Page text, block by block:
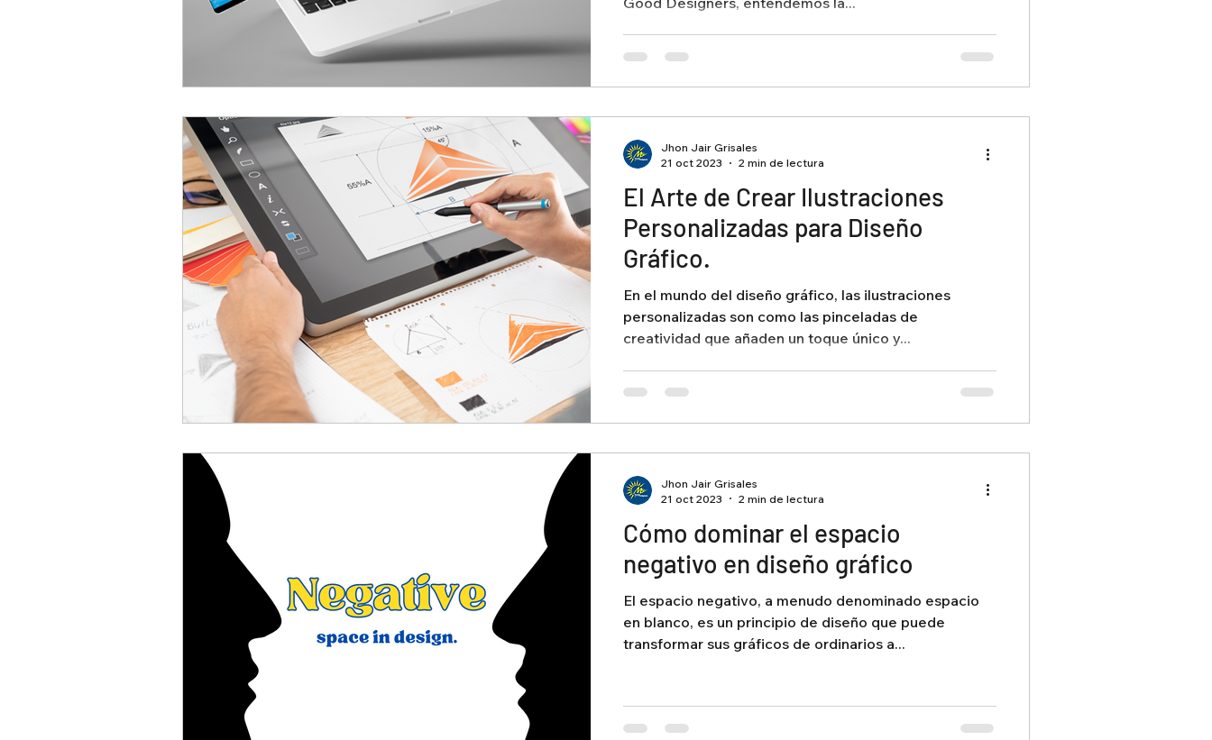
El Arte de Crear Ilustraciones
Personalizadas para Diseño
Gráfico.
En el mundo del diseño gráfico, las ilustraciones
personalizadas son como las pinceladas de
creatividad que añaden un toque único y...
Jhon Jair Grisales
21 oct 2023
2 min de lectura
Cómo dominar el espacio
negativo en diseño gráfico
El espacio negativo, a menudo denominado espacio
en blanco, es un principio de diseño que puede
transformar sus gráficos de ordinarios a...
Jhon Jair Grisales
21 oct 2023
2 min de lectura